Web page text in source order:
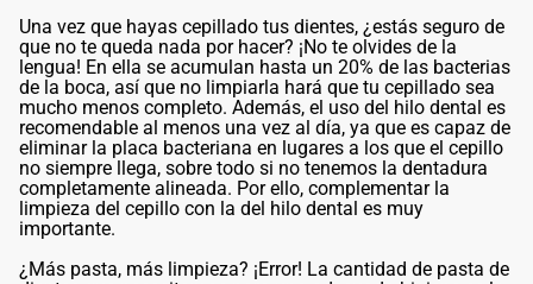
Una vez que hayas cepillado tus dientes, ¿estás seguro de
que no te queda nada por hacer? ¡No te olvides de la
lengua! En ella se acumulan hasta un 20% de las bacterias
de la boca, así que no limpiarla hará que tu cepillado sea
mucho menos completo. Además, el uso del hilo dental es
recomendable al menos una vez al día, ya que es capaz de
eliminar la placa bacteriana en lugares a los que el cepillo
no siempre llega, sobre todo si no tenemos la dentadura
completamente alineada. Por ello, complementar la
limpieza del cepillo con la del hilo dental es muy
importante.
¿Más pasta, más limpieza? ¡Error! La cantidad de pasta de